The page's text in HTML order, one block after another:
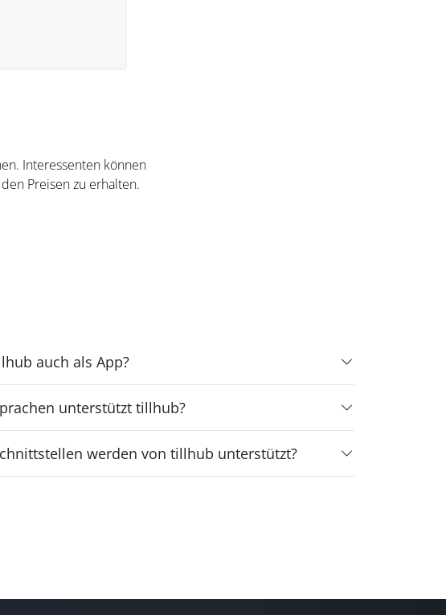
Interessenten können
Preisen zu erhalten.
auch als App?
unterstützt tillhub?
werden von tillhub unterstützt?